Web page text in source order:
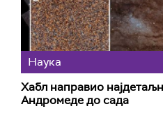
Наука
Хабл направио
Андромеде до сада